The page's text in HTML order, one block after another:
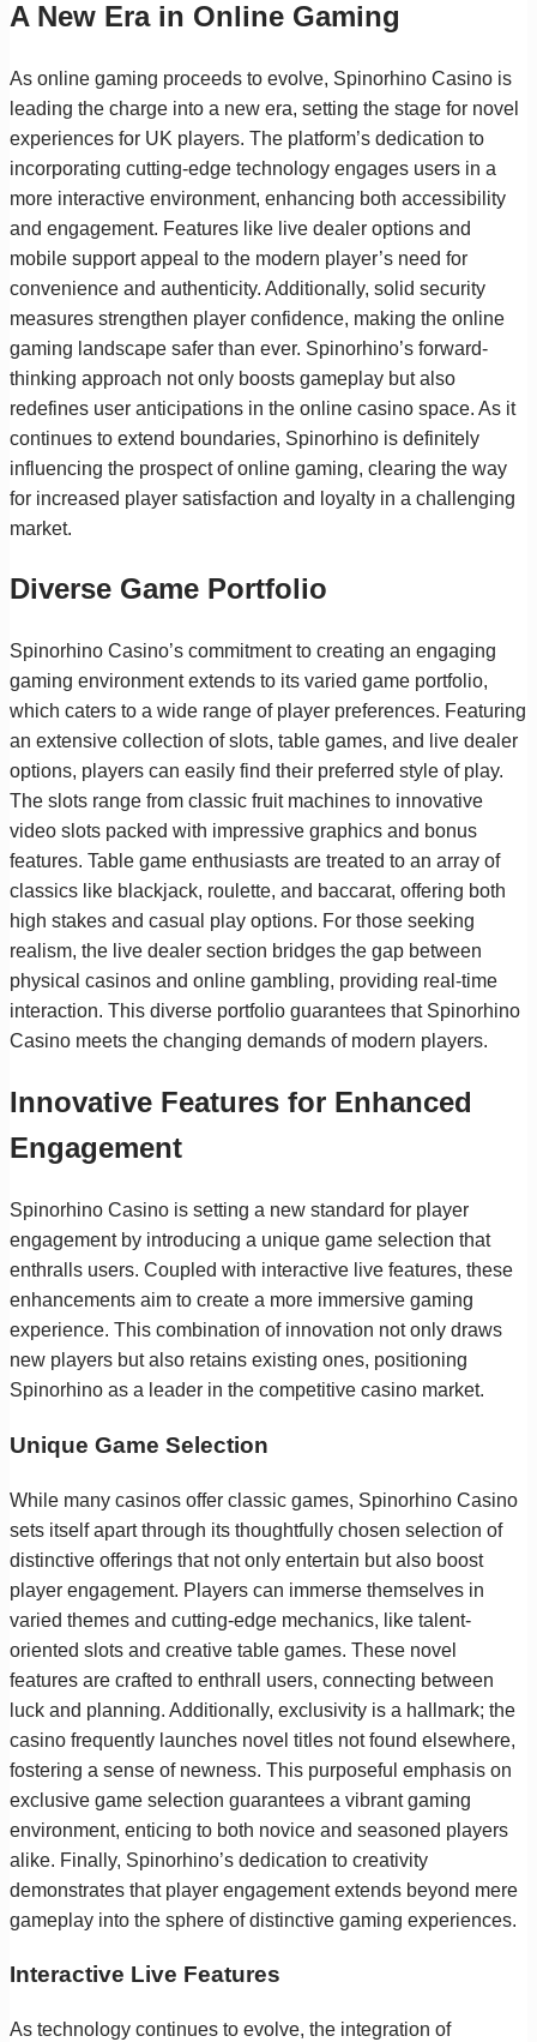
A New Era in Online Gaming
As online gaming proceeds to evolve, Spinorhino Casino is
leading the charge into a new era, setting the stage for novel
experiences for UK players. The platform’s dedication to
incorporating cutting-edge technology engages users in a
more interactive environment, enhancing both accessibility
and engagement. Features like live dealer options and
mobile support appeal to the modern player’s need for
convenience and authenticity. Additionally, solid security
measures strengthen player confidence, making the online
gaming landscape safer than ever. Spinorhino’s forward-
thinking approach not only boosts gameplay but also
redefines user anticipations in the online casino space. As it
continues to extend boundaries, Spinorhino is definitely
influencing the prospect of online gaming, clearing the way
for increased player satisfaction and loyalty in a challenging
market.
Diverse Game Portfolio
Spinorhino Casino’s commitment to creating an engaging
gaming environment extends to its varied game portfolio,
which caters to a wide range of player preferences. Featuring
an extensive collection of slots, table games, and live dealer
options, players can easily find their preferred style of play.
The slots range from classic fruit machines to innovative
video slots packed with impressive graphics and bonus
features. Table game enthusiasts are treated to an array of
classics like blackjack, roulette, and baccarat, offering both
high stakes and casual play options. For those seeking
realism, the live dealer section bridges the gap between
physical casinos and online gambling, providing real-time
interaction. This diverse portfolio guarantees that Spinorhino
Casino meets the changing demands of modern players.
Innovative Features for Enhanced
Engagement
Spinorhino Casino is setting a new standard for player
engagement by introducing a unique game selection that
enthralls users. Coupled with interactive live features, these
enhancements aim to create a more immersive gaming
experience. This combination of innovation not only draws
new players but also retains existing ones, positioning
Spinorhino as a leader in the competitive casino market.
Unique Game Selection
While many casinos offer classic games, Spinorhino Casino
sets itself apart through its thoughtfully chosen selection of
distinctive offerings that not only entertain but also boost
player engagement. Players can immerse themselves in
varied themes and cutting-edge mechanics, like talent-
oriented slots and creative table games. These novel
features are crafted to enthrall users, connecting between
luck and planning. Additionally, exclusivity is a hallmark; the
casino frequently launches novel titles not found elsewhere,
fostering a sense of newness. This purposeful emphasis on
exclusive game selection guarantees a vibrant gaming
environment, enticing to both novice and seasoned players
alike. Finally, Spinorhino’s dedication to creativity
demonstrates that player engagement extends beyond mere
gameplay into the sphere of distinctive gaming experiences.
Interactive Live Features
As technology continues to evolve, the integration of